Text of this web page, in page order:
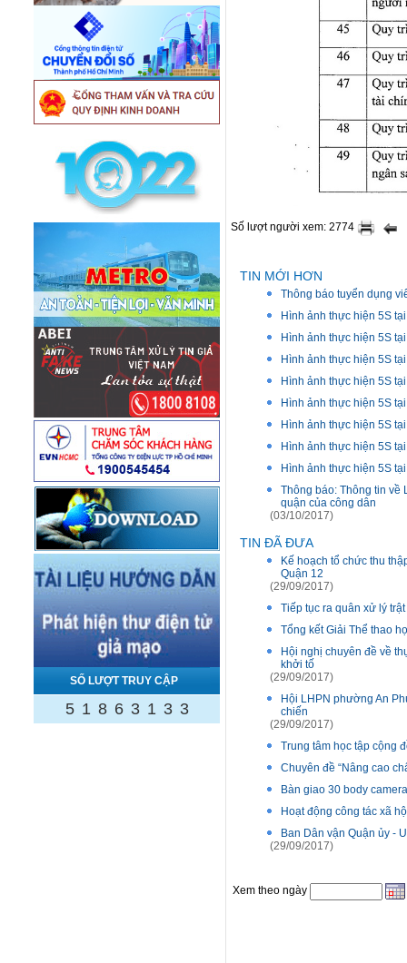
SỐ LƯỢT TRUY CẬP
5 1 8 6 3 1 3 3
Số lượt người xem: 2774
TIN MỚI HƠN
Thông báo tuyển dụng
Hình ảnh thực hiện 5S
Hình ảnh thực hiện 5S
Hình ảnh thực hiện 5S
Hình ảnh thực hiện 5S
Hình ảnh thực hiện 5S
Hình ảnh thực hiện 5S
Hình ảnh thực hiện 5S
Hình ảnh thực hiện 5S
Thông báo: Thông tin
quận của công dân
(03/10/2017)
TIN ĐÃ ĐƯA
Kế hoạch tổ chức thu
Quận 12
(29/09/2017)
Tiếp tục ra quân xử lý
Tổng kết Giải Thể thao
Hội nghị chuyên đề về
khởi tố
(29/09/2017)
Hội LHPN phường An
chiến
(29/09/2017)
Trung tâm học tập cộng
Chuyên đề “Nâng cao
Bàn giao 30 body
Hoạt động công tác xã
Ban Dân vận Quận ủy -
(29/09/2017)
Xem theo ngày